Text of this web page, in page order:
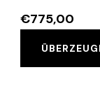
€775,00